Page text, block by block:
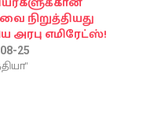
நிறுத்தியது
அரபு எமிரேட்ஸ்!
25